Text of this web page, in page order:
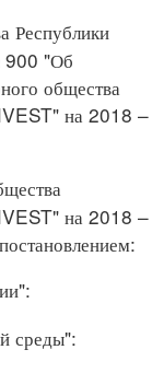
Республики
900 "Об
общества
на 2018 –
на 2018 –
среды":